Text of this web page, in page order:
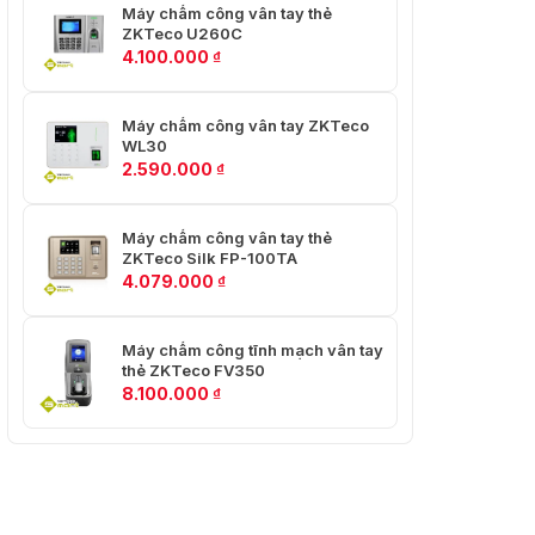
Máy chấm công vân tay thẻ
ZKTeco U260C
4.100.000 ₫
Máy chấm công vân tay ZKTeco
WL30
2.590.000 ₫
Máy chấm công vân tay thẻ
ZKTeco Silk FP-100TA
4.079.000 ₫
Máy chấm công tĩnh mạch vân tay
thẻ ZKTeco FV350
8.100.000 ₫